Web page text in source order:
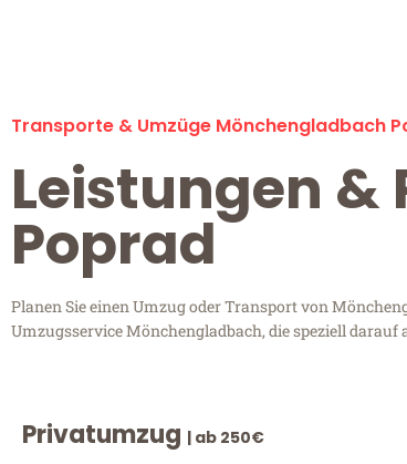
Transporte & Umzüge Mönchengladbach
Leistungen
Poprad
Planen Sie einen Umzug oder Transport von
Umzugsservice Mönchengladbach, die speziell
Privatumzug | ab 250€